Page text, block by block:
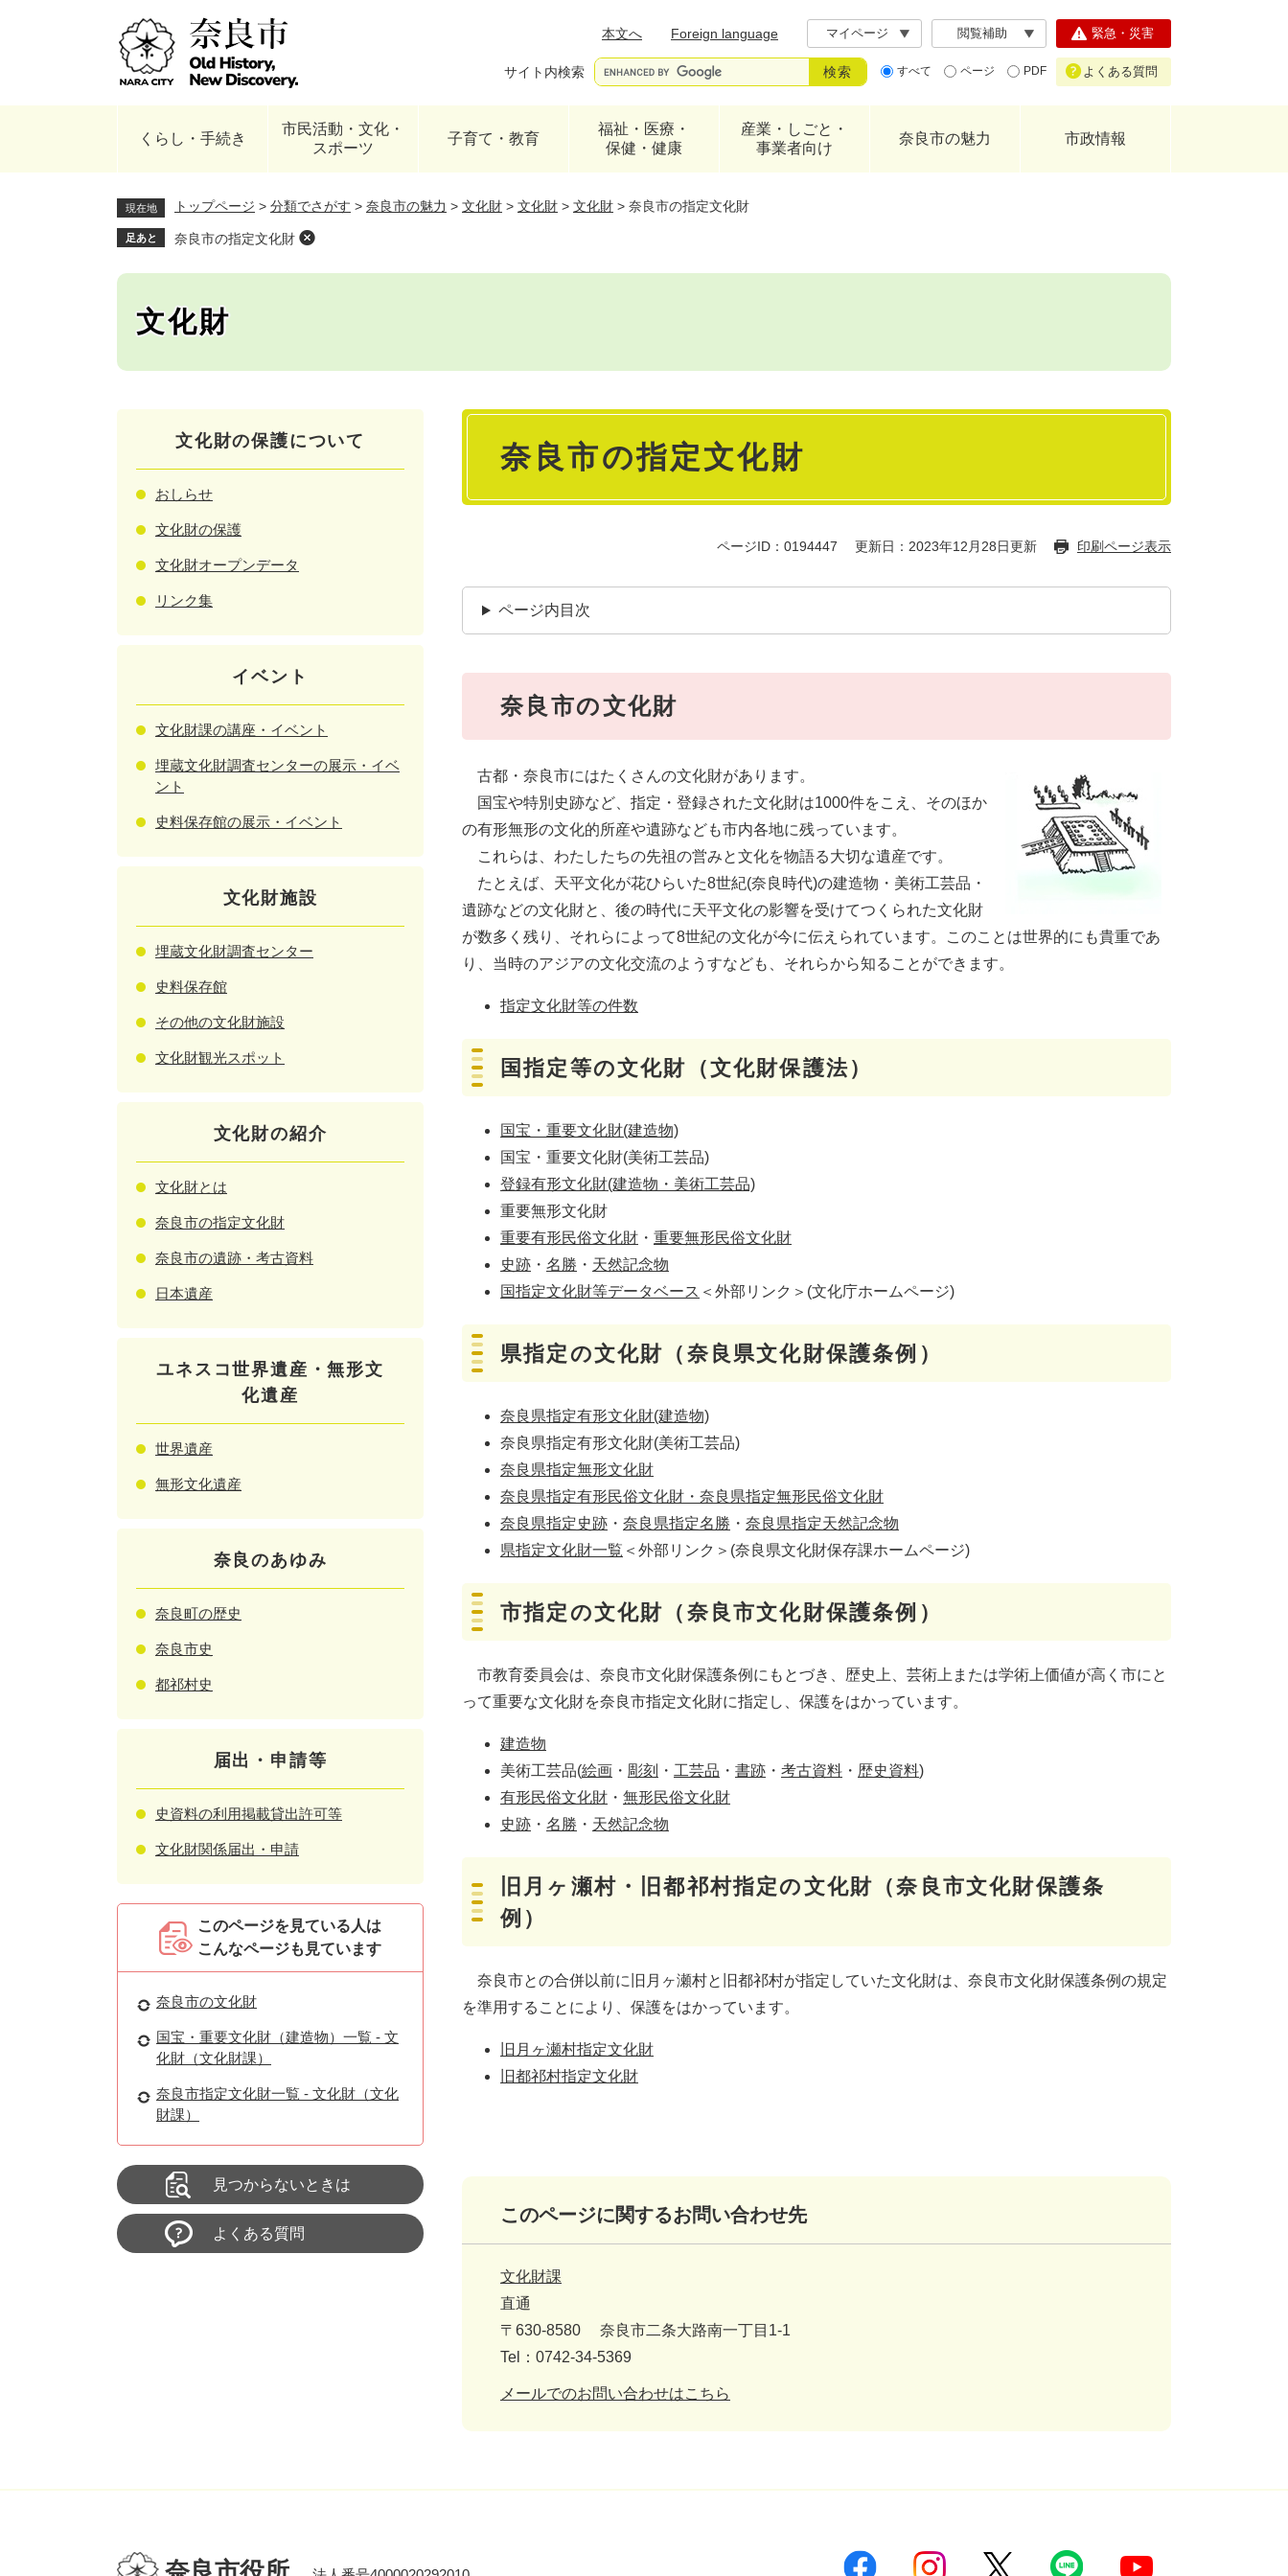
本文へ
Foreign language マイページ 閲覧補助
サイト内検索 すべて ページ PDF
緊急・災害
よくある質問
くらし・手続き
市民活動・文化・
スポーツ
子育て・教育
福祉・医療・
保健・健康
産業・しごと・
事業者向け
奈良市の魅力 市政情報
現在地 トップページ > 分類でさがす > 奈良市の魅力 > 文化財 > 文化財 > 文化財 > 奈良市の指定文化財
足あと 奈良市の指定文化財
文化財
本
奈良市の指定文化財
ページID：0194447 更新日：2023年12月28日更新 印刷ページ表示
ページ内目次
奈良市の文化財
古都・奈良市にはたくさんの文化財があります。
国宝や特別史跡など、指定・登録された文化財は1000件をこえ、そのほか
の有形無形の文化的所産や遺跡なども市内各地に残っています。
これらは、わたしたちの先祖の営みと文化を物語る大切な遺産です。
たとえば、天平文化が花ひらいた8世紀(奈良時代)の建造物・美術工芸品・
遺跡などの文化財と、後の時代に天平文化の影響を受けてつくられた文化財
が数多く残り、それらによって8世紀の文化が今に伝えられています。このことは世界的にも貴重であ
り、当時のアジアの文化交流のようすなども、それらから知ることができます。
指定文化財等の件数
国指定等の文化財（文化財保護法）
国宝・重要文化財(建造物)
国宝・重要文化財(美術工芸品)
登録有形文化財(建造物・美術工芸品)
重要無形文化財
重要有形民俗文化財 ・ 重要無形民俗文化財
史跡 ・ 名勝 ・ 天然記念物
国指定文化財等データベース ＜外部リンク＞ (文化庁ホームページ)
県指定の文化財（奈良県文化財保護条例）
奈良県指定有形文化財(建造物)
奈良県指定有形文化財(美術工芸品)
奈良県指定無形文化財
奈良県指定有形民俗文化財・奈良県指定無形民俗文化財
奈良県指定史跡 ・ 奈良県指定名勝 ・ 奈良県指定天然記念物
県指定文化財一覧 ＜外部リンク＞ (奈良県文化財保存課ホームページ)
市指定の文化財（奈良市文化財保護条例）
市教育委員会は、奈良市文化財保護条例にもとづき、歴史上、芸術上または学術上価値が高く市にと
って重要な文化財を奈良市指定文化財に指定し、保護をはかっています。
建造物
美術工芸品(絵画 ・ 彫刻 ・ 工芸品 ・ 書跡 ・ 考古資料 ・ 歴史資料)
有形民俗文化財 ・ 無形民俗文化財
史跡 ・ 名勝 ・ 天然記念物
旧月ヶ瀬村・旧都祁村指定の文化財（奈良市文化財保護条
例）
奈良市との合併以前に旧月ヶ瀬村と旧都祁村が指定していた文化財は、奈良市文化財保護条例の規定
を準用することにより、保護をはかっています。
旧月ヶ瀬村指定文化財
旧都祁村指定文化財
このページに関するお問い合わせ先
文化財課
直通
〒630-8580
奈良市二条大路南一丁目1-1
Tel：0742-34-5369
メールでのお問い合わせはこちら
文化財の保護について
おしらせ
文化財の保護
文化財オープンデータ
リンク集
イベント
文化財課の講座・イベント
埋蔵文化財調査センターの展示・イベ
ント
史料保存館の展示・イベント
文化財施設
埋蔵文化財調査センター
史料保存館
その他の文化財施設
文化財観光スポット
文化財の紹介
文化財とは
奈良市の指定文化財
奈良市の遺跡・考古資料
日本遺産
ユネスコ世界遺産・無形文
化遺産
世界遺産
無形文化遺産
奈良のあゆみ
奈良町の歴史
奈良市史
都祁村史
届出・申請等
史資料の利用掲載貸出許可等
文化財関係届出・申請
このページを見ている人は
こんなページも見ています
奈良市の文化財
国宝・重要文化財（建造物）一覧 - 文
化財（文化財課）
奈良市指定文化財一覧 - 文化財（文化
財課）
見つからないときは
よくある質問